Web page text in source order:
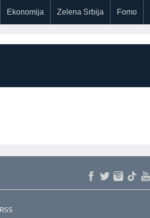
Ekonomija Zelena Srbija Fomo
RSS